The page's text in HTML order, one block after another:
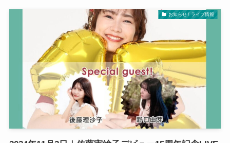
お知らせ / ライブ情報